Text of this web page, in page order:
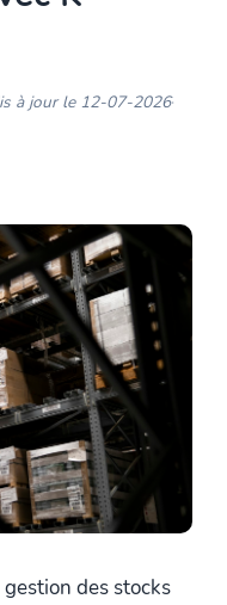
à jour le 12-07-2026·
des stocks